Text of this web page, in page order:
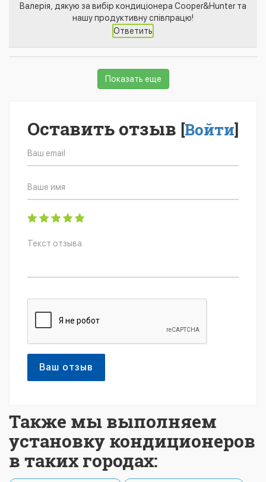
Валерія, дякую за вибір кондиціонера Cooper&Hunter та
нашу продуктивну співпрацю!
Ответить
Показать еще
Оставить отзыв [Войти]
Ваш отзыв
Также мы выполняем
установку кондиционеров
в таких городах: